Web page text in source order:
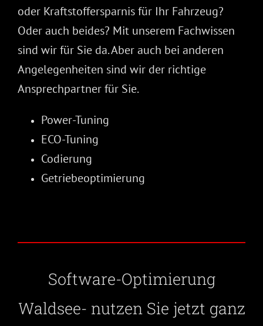
oder Kraftstoffersparnis für Ihr Fahrzeug?
Oder auch beides? Mit unserem Fachwissen
sind wir für Sie da. Aber auch bei anderen
Angelegenheiten sind wir der richtige
Ansprechpartner für Sie.
Power-Tuning
ECO-Tuning
Codierung
Getriebeoptimierung
Software-Optimierung
Waldsee- nutzen Sie jetzt ganz